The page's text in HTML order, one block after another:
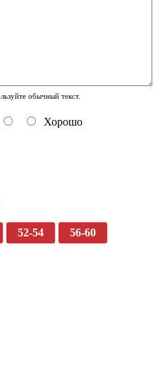
обычный текст.
Хорошо
52-54 56-60